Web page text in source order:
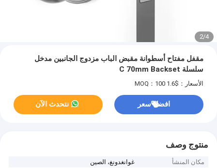
2/4
مقفل مفتاح أسطوانة مقبض الباب مزدوج الجانبين مدخل
سلسلة C 70mm Backset
الأسعار：$1.6 MOQ：100
افضل سعر نتحدث الآن
منتوج وصف
مكان المنشأ
غوانغدونغ، الصين